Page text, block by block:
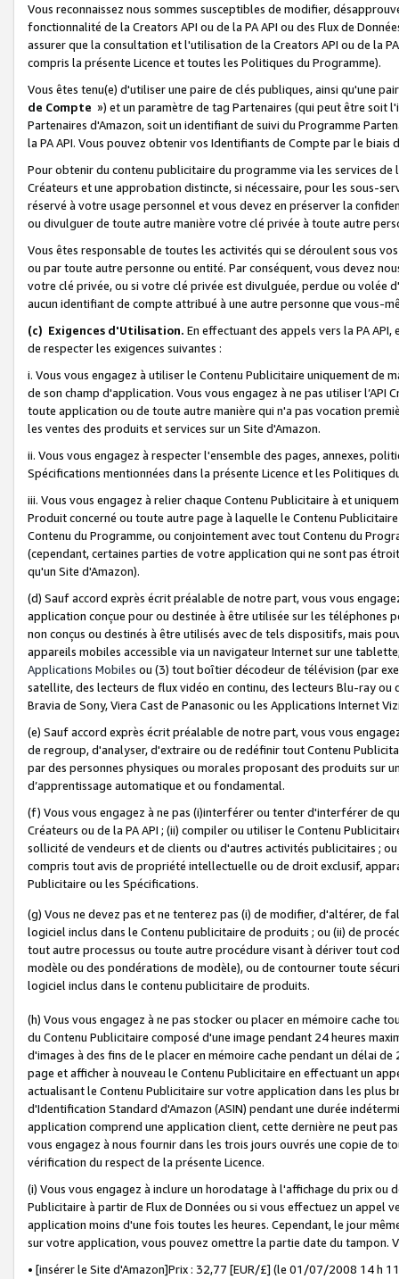
Vous reconnaissez nous sommes susceptibles de modifier,
fonctionnalité de la Creators API ou de la PA API ou des Flux de
assurer que la consultation et l'utilisation de la Creators API ou de la
compris la présente Licence et toutes les Politiques du Programme).
Vous êtes tenu(e) d'utiliser une paire de clés publiques, ainsi qu'une
de Compte ») et un paramètre de tag Partenaires (qui peut être soit
Partenaires d'Amazon, soit un identifiant de suivi du Programme
la PA API. Vous pouvez obtenir vos Identifiants de Compte par le biais
Pour obtenir du contenu publicitaire du programme via les services
Créateurs et une approbation distincte, si nécessaire, pour les sous-
réservé à votre usage personnel et vous devez en préserver la
ou divulguer de toute autre manière votre clé privée à toute autre
Vous êtes responsable de toutes les activités qui se déroulent sous
ou par toute autre personne ou entité. Par conséquent, vous devez
votre clé privée, ou si votre clé privée est divulguée, perdue ou volée
aucun identifiant de compte attribué à une autre personne que vous-
(c) Exigences d'Utilisation. En effectuant des appels vers la PA
de respecter les exigences suivantes :
i. Vous vous engagez à utiliser le Contenu Publicitaire uniquement de
de son champ d'application. Vous vous engagez à ne pas utiliser l’API
toute application ou de toute autre manière qui n'a pas vocation
les ventes des produits et services sur un Site d'Amazon.
ii. Vous vous engagez à respecter l'ensemble des pages, annexes,
Spécifications mentionnées dans la présente Licence et les Politiques
iii. Vous vous engagez à relier chaque Contenu Publicitaire à et
Produit concerné ou toute autre page à laquelle le Contenu
Contenu du Programme, ou conjointement avec tout Contenu du
(cependant, certaines parties de votre application qui ne sont pas
qu'un Site d'Amazon).
(d) Sauf accord exprès écrit préalable de notre part, vous vous
application conçue pour ou destinée à être utilisée sur les téléphones
non conçus ou destinés à être utilisés avec de tels dispositifs, mais
appareils mobiles accessible via un navigateur Internet sur une
Applications Mobiles ou (3) tout boîtier décodeur de télévision (par
satellite, des lecteurs de flux vidéo en continu, des lecteurs Blu-ray
Bravia de Sony, Viera Cast de Panasonic ou les Applications Internet
(e) Sauf accord exprès écrit préalable de notre part, vous vous
de regroup, d'analyser, d'extraire ou de redéfinir tout Contenu
par des personnes physiques ou morales proposant des produits sur
d’apprentissage automatique et ou fondamental.
(f) Vous vous engagez à ne pas (i)interférer ou tenter d'interférer de
Créateurs ou de la PA API ; (ii) compiler ou utiliser le Contenu
sollicité de vendeurs et de clients ou d'autres activités publicitaires ;
compris tout avis de propriété intellectuelle ou de droit exclusif,
Publicitaire ou les Spécifications.
(g) Vous ne devez pas et ne tenterez pas (i) de modifier, d'altérer, de
logiciel inclus dans le Contenu publicitaire de produits ; ou (ii) de
tout autre processus ou toute autre procédure visant à dériver tout
modèle ou des pondérations de modèle), ou de contourner toute
logiciel inclus dans le contenu publicitaire de produits.
(h) Vous vous engagez à ne pas stocker ou placer en mémoire cache
du Contenu Publicitaire composé d'une image pendant 24 heures
d'images à des fins de le placer en mémoire cache pendant un délai
page et afficher à nouveau le Contenu Publicitaire en effectuant un
actualisant le Contenu Publicitaire sur votre application dans les plus
d'Identification Standard d'Amazon (ASIN) pendant une durée
application comprend une application client, cette dernière ne peut
vous engagez à nous fournir dans les trois jours ouvrés une copie de
vérification du respect de la présente Licence.
(i) Vous vous engagez à inclure un horodatage à l'affichage du prix
Publicitaire à partir de Flux de Données ou si vous effectuez un appel
application moins d'une fois toutes les heures. Cependant, le jour
sur votre application, vous pouvez omettre la partie date du tampon.
• [insérer le Site d'Amazon]Prix : 32,77 [EUR/£] (le 01/07/2008 14 h